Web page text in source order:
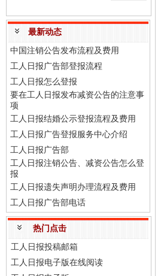
最新动态
中国注销公告发布流程及费用
工人日报广告部登报流程
工人日报怎么登报
要在工人日报发布减资公告的注意事
项
工人日报结婚公示登报流程及费用
工人日报广告登报服务中心介绍
工人日报广告部
工人日报注销公告、减资公告怎么登
报
工人日报遗失声明办理流程及费用
工人日报广告部电话
热门点击
工人日报投稿邮箱
工人日报电子版在线阅读